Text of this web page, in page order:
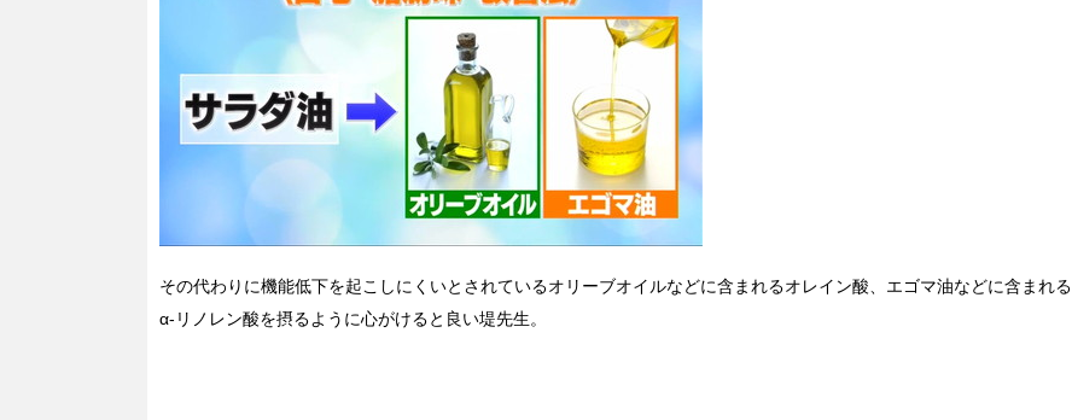
その代わりに機能低下を起こしにくいとされているオリーブオイルなどに含まれるオレイン酸、エゴマ油などに含まれる
α-リノレン酸を摂るように心がけると良い堤先生。